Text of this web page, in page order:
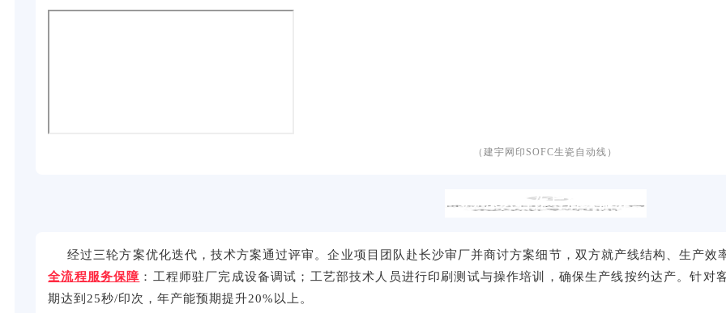
（建宇网印SOFC生瓷自动线）
03 深入合作与后续服务
经过三轮方案优化迭代，技术方案通过评审。企业项目 团队赴长沙审厂并商讨方案细 节， 双方就产线结构、生产效
全流程服务保障 ：工程师驻厂完成设备调试 ； 工艺部技术人员进行印刷测试与操作培训，确保生产线按约达产。针对
期达到25秒/印次，年产能预期提升20% 以上。